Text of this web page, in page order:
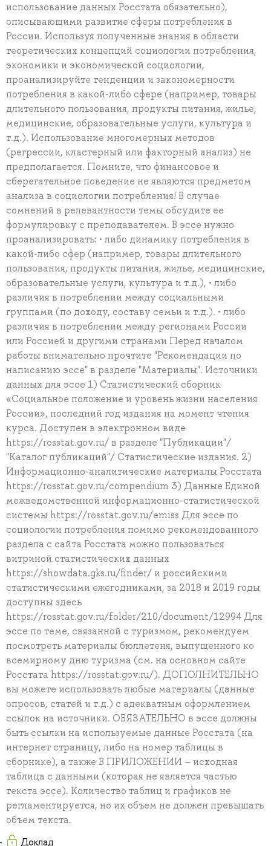
использование данных Росстата обязательно),
описывающими развитие сферы потребления в
России. Используя полученные знания в области
теоретических концепций социологии потребления,
экономики и экономической социологии,
проанализируйте тенденции и закономерности
потребления в какой-либо сфере (например, товары
длительного пользования, продукты питания, жилье,
медицинские, образовательные услуги, культура и
т.д.). Использование многомерных методов
(регрессии, кластерный или факторный анализ) не
предполагается. Помните, что финансовое и
сберегательное поведение не являются предметом
анализа в социологии потребления! В случае
сомнений в релевантности темы обсудите ее
формулировку с преподавателем. В эссе нужно
проанализировать: • либо динамику потребления в
какой-либо сфер (например, товары длительного
пользования, продукты питания, жилье, медицинские,
образовательные услуги, культура и т.д.), • либо
различия в потреблении между социальными
группами (по доходу, составу семьи и т.д.). • либо
различия в потреблении между регионами России
или Россией и другими странами Перед началом
работы внимательно прочтите "Рекомендации по
написанию эссе" в разделе "Материалы". Источники
данных для эссе 1) Статистический сборник
«Социальное положение и уровень жизни населения
России», последний год издания на момент чтения
курса. Доступен в электронном виде
https://rosstat.gov.ru/ в разделе "Публикации"/
"Каталог публикаций"/ Статистические издания. 2)
Информационно-аналитические материалы Росстата
https://rosstat.gov.ru/compendium 3) Данные Единой
межведомственной информационно-статистической
системы https://rosstat.gov.ru/emiss Для эссе по
социологии потребления помимо рекомендованного
раздела с сайта Росстата можно пользоваться
витриной статистических данных
https://showdata.gks.ru/finder/ и российскими
статистическими ежегодниками, за 2018 и 2019 годы
доступны здесь
https://rosstat.gov.ru/folder/210/document/12994 Для
эссе по теме, связанной с туризмом, рекомендуем
посмотреть материалы бюллетеня, выпущенного ко
всемирному дню туризма (см. на основном сайте
Росстата https://rosstat.gov.ru/). ДОПОЛНИТЕЛЬНО
вы можете использовать любые материалы (данные
опросов, статей и т.д.) с адекватным оформлением
ссылок на источники. ОБЯЗАТЕЛЬНО в эссе должны
быть ссылки на используемые данные Росстата (на
интернет страницу, либо на номер таблицы в
сборнике), а также В ПРИЛОЖЕНИИ – исходная
таблица с данными (которая не является частью
текста эссе). Количество таблиц и графиков не
регламентируется, но их объем не должен превышать
объем текста.
Доклад